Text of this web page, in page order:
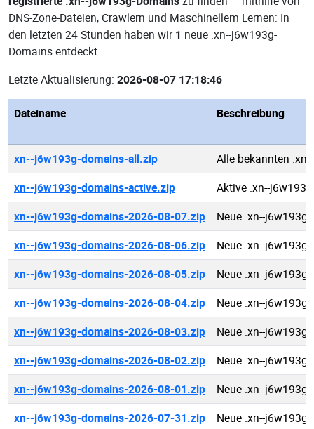
DNS-Zone-Dateien, Crawlern und Maschinellem Lernen: In
den letzten 24 Stunden haben wir 1 neue .xn--j6w193g-
Domains entdeckt.
Letzte Aktualisierung: 2026-08-07 17:18:46
Dateiname Beschreibung
xn--j6w193g-domains-all.zip
Alle bekannten
xn--j6w193g-domains-active.zip
Aktive .xn--
xn--j6w193g-domains-2026-08-07.zip
Neue .xn--j6w193g
xn--j6w193g-domains-2026-08-06.zip
Neue .xn--j6w193g
xn--j6w193g-domains-2026-08-05.zip
Neue .xn--j6w193g
xn--j6w193g-domains-2026-08-04.zip
Neue .xn--j6w193g
xn--j6w193g-domains-2026-08-03.zip
Neue .xn--j6w193g
xn--j6w193g-domains-2026-08-02.zip
Neue .xn--j6w193g
xn--j6w193g-domains-2026-08-01.zip
Neue .xn--j6w193g
xn--j6w193g-domains-2026-07-31.zip
Neue .xn--j6w193g